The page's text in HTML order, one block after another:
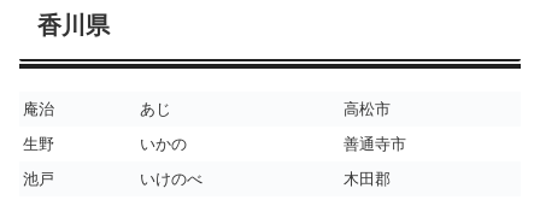
香川県
庵治 あじ
高松市
生野
いかの
善通寺市
池戸
いけのべ
木田郡